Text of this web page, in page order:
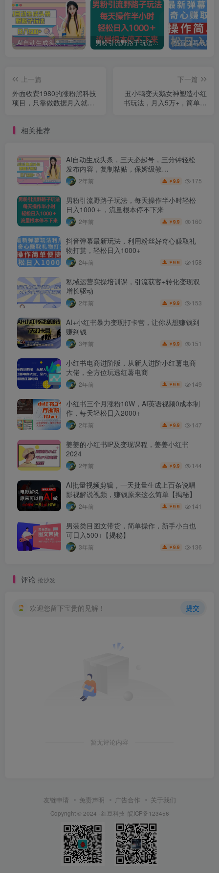
AI自动生成头条，三天必起号，三分钟轻松发布内容，复制粘贴，保姆级教… 男粉引流野路子玩法，每天操作半小时轻松日入1000＋，流量根本停不下来
上一篇
外面收费1980的涨粉黑科技
项目，只靠做数据月入就能
下一篇
丑小鸭变天鹅女神塑造小红
书玩法，月入5万+，简单易
相关推荐
AI自动生成头条，三天必起号，三分钟轻松
发布内容，复制粘贴，保姆级教…
2年前 ￥9.9 175
男粉引流野路子玩法，每天操作半小时轻松
日入1000＋，流量根本停不下来
2年前 ￥9.9 160
抖音弹幕最新玩法，利用粉丝好奇心赚取礼
物打赏，轻松日入1000+
2年前 ￥9.9 158
私域运营实操培训课，引流获客+转化变现双
增长驱动
2年前 ￥9.9 153
AI+小红书暴力变现打卡营，让你从想赚钱到
赚到钱
3年前 ￥9.9 151
小红书电商进阶版，从新人进阶小红薯电商
大佬，全方位玩透红薯电商
2年前 ￥9.9 149
小红书三个月涨粉10W，AI英语视频0成本制
作，每天轻松日入2000+
2年前 ￥9.9 147
姜姜的小红书IP及变现课程，姜姜小红书
2024
2年前 ￥9.9 144
AI批量视频剪辑，一天批量生成上百条说唱
影视解说视频，赚钱原来这么简单【揭秘】
2年前 ￥9.9 141
男装类目图文带货，简单操作，新手小白也
可日入500+【揭秘】
3年前 ￥9.9 136
评论 抢沙发
欢迎您留下宝贵的见解！ 提交
暂无评论内容
友链申请 免责声明 广告合作 关于我们
Copyright © 2024 · 红豆科技 皖ICP备123456